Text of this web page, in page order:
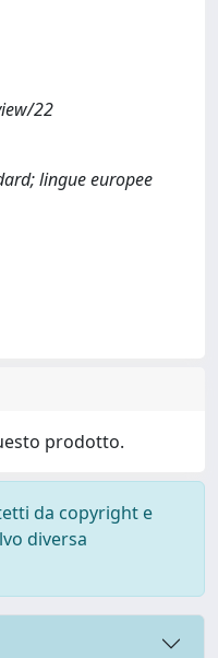
22
lingue europee
prodotto.
da copyright e
diversa